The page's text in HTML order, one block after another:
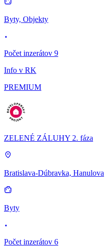
Byty, Objekty
Počet inzerátov 9
Info v RK
PREMIUM
ZELENÉ ZÁLUHY 2. fáza
Bratislava-Dúbravka, Hanulova
Byty
Počet inzerátov 6